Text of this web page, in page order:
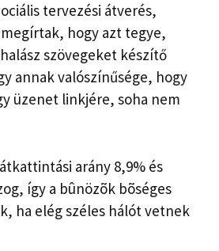
tervezési átverés,
hogy azt tegye,
szövegeket készítő
annak valószínűsége, hogy
üzenet linkjére, soha nem
arány 8,9% és
így a bûnözõk bõséges
ha elég széles hálót vetnek